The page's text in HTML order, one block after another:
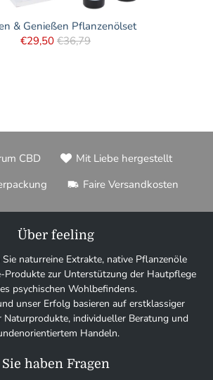
& Genießen Pflanzenölset
€29,50 €36,79
CBD
Mit Liebe hergestellt
Faire Versandkosten
Über feeling
naturreine Extrakte, native Pflanzenöle
Produkte zur Unterstützung der Hautpflege
psychischen Wohlbefindens.
unser Erfolg basieren auf erstklassiger
Naturprodukte, individueller Beratung und
Handeln.
Sie haben Fragen